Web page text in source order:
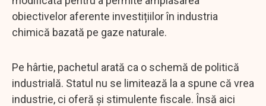
obiectivelor aferente investițiilor în industria
chimică bazată pe gaze naturale.
Pe hârtie, pachetul arată ca o schemă de politică
industrială. Statul nu se limitează la a spune că vrea
industrie, ci oferă și stimulente fiscale. Însă aici